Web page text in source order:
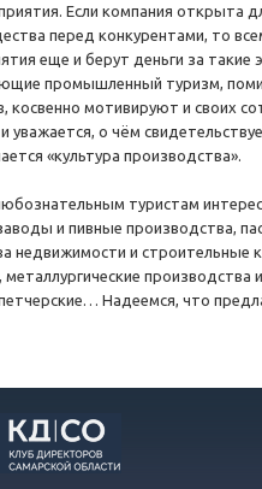
Если компания открыта
перед конкурентами, то
еще и берут деньги за такие
промышленный туризм,
косвенно мотивируют и своих
уважается, о чём
«культура производства».
туристам
и пивные производства,
недвижимости и строительные
металлургические
Надеемся, что